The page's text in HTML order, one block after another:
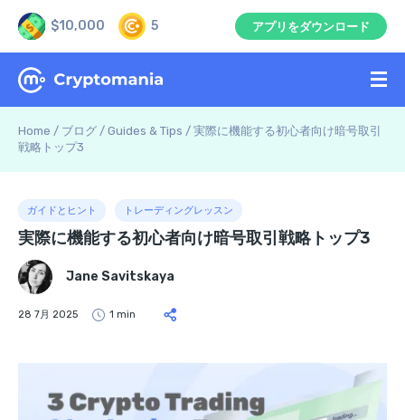
$10,000 5 アプリをダウンロード
Home / ブログ / Guides & Tips / 実際に機能する初心者向け暗号取引
戦略トップ3
ガイドとヒント トレーディングレッスン
実際に機能する初心者向け暗号取引戦略トップ3
Jane Savitskaya
28 7月 2025 1 min